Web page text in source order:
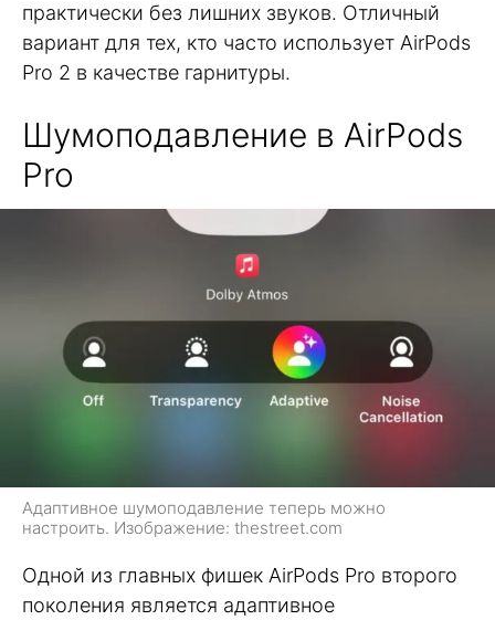
практически без лишних звуков. Отличный
вариант для тех, кто часто использует AirPods
Pro 2 в качестве гарнитуры.
Шумоподавление в AirPods
Pro
Адаптивное шумоподавление теперь можно
настроить. Изображение: thestreet.com
Одной из главных фишек AirPods Pro второго
поколения является адаптивное